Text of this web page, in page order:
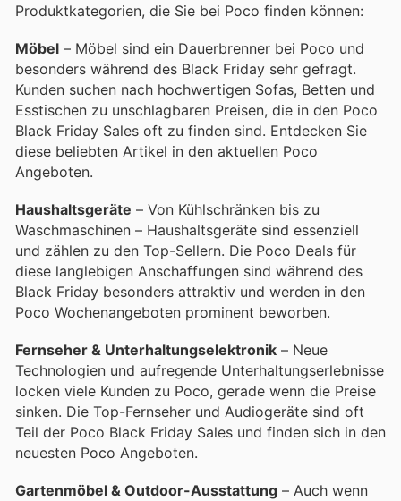
Produktkategorien, die Sie bei Poco finden können:
Möbel – Möbel sind ein Dauerbrenner bei Poco und
besonders während des Black Friday sehr gefragt.
Kunden suchen nach hochwertigen Sofas, Betten und
Esstischen zu unschlagbaren Preisen, die in den Poco
Black Friday Sales oft zu finden sind. Entdecken Sie
diese beliebten Artikel in den aktuellen Poco
Angeboten.
Haushaltsgeräte – Von Kühlschränken bis zu
Waschmaschinen – Haushaltsgeräte sind essenziell
und zählen zu den Top-Sellern. Die Poco Deals für
diese langlebigen Anschaffungen sind während des
Black Friday besonders attraktiv und werden in den
Poco Wochenangeboten prominent beworben.
Fernseher & Unterhaltungselektronik – Neue
Technologien und aufregende Unterhaltungserlebnisse
locken viele Kunden zu Poco, gerade wenn die Preise
sinken. Die Top-Fernseher und Audiogeräte sind oft
Teil der Poco Black Friday Sales und finden sich in den
neuesten Poco Angeboten.
Gartenmöbel & Outdoor-Ausstattung – Auch wenn